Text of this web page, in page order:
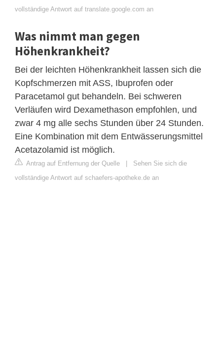
vollständige Antwort auf translate.google.com an
Was nimmt man gegen
Höhenkrankheit?
Bei der leichten Höhenkrankheit lassen sich die
Kopfschmerzen mit ASS, Ibuprofen oder
Paracetamol gut behandeln. Bei schweren
Verläufen wird Dexamethason empfohlen, und
zwar 4 mg alle sechs Stunden über 24 Stunden.
Eine Kombination mit dem Entwässerungsmittel
Acetazolamid ist möglich.
Antrag auf Entfernung der Quelle | Sehen Sie sich die
vollständige Antwort auf schaefers-apotheke.de an